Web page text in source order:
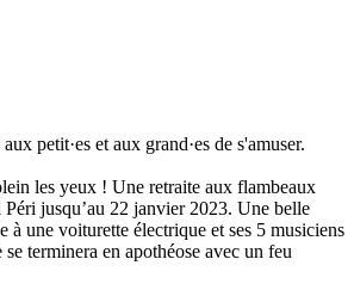
petit·es et aux grand·es de s'amuser.
les yeux ! Une retraite aux flambeaux
Péri jusqu’au 22 janvier 2023. Une belle
à une voiturette électrique et ses 5 musiciens
terminera en apothéose avec un feu